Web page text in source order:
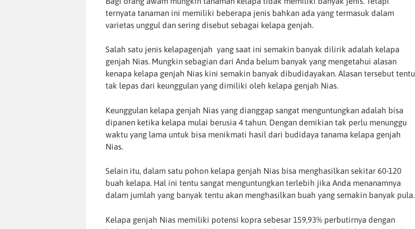
ternyata tanaman ini memiliki beberapa jenis bahkan ada yang termasuk dalam
varietas unggul dan sering disebut sebagai kelapa genjah.
Salah satu jenis kelapagenjah yang saat ini semakin banyak dilirik adalah kelapa
genjah Nias. Mungkin sebagian dari Anda belum banyak yang mengetahui alasan
kenapa kelapa genjah Nias kini semakin banyak dibudidayakan. Alasan tersebut tentu
tak lepas dari keunggulan yang dimiliki oleh kelapa genjah Nias.
Keunggulan kelapa genjah Nias yang dianggap sangat menguntungkan adalah bisa
dipanen ketika kelapa mulai berusia 4 tahun. Dengan demikian tak perlu menunggu
waktu yang lama untuk bisa menikmati hasil dari budidaya tanama kelapa genjah
Nias.
Selain itu, dalam satu pohon kelapa genjah Nias bisa menghasilkan sekitar 60-120
buah kelapa. Hal ini tentu sangat menguntungkan terlebih jika Anda menanamnya
dalam jumlah yang banyak tentu akan menghasilkan buah yang semakin banyak pula.
Kelapa genjah Nias memiliki potensi kopra sebesar 159,93% perbutirnya dengan